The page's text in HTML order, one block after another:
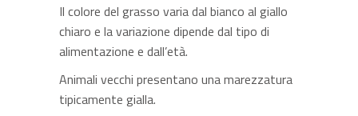
Il colore del grasso varia dal bianco al giallo
chiaro e la variazione dipende dal tipo di
alimentazione e dall’età.
Animali vecchi presentano una marezzatura
tipicamente gialla.